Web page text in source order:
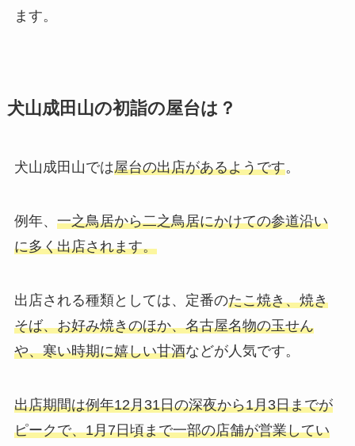
ます。
犬山成田山の初詣の屋台は？
犬山成田山では屋台の出店があるようです。
例年、 一之鳥居から二之鳥居にかけての参道沿い
に多く出店されます。
出店される種類としては、定番のたこ焼き、焼き
そば、お好み焼きのほか、名古屋名物の玉せん
や、寒い時期に嬉しい甘酒などが人気です。
出店期間は例年12月31日の深夜から1月3日までが
ピークで、1月7日頃まで一部の店舗が営業してい